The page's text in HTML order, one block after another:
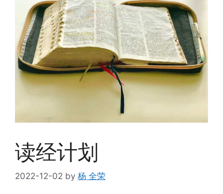
读经计划
2022-12-02 by 杨 全荣